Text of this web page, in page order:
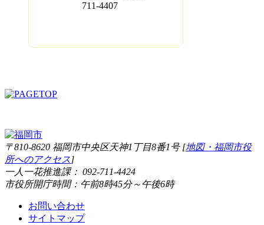
711-4407
〒810-8620 福岡市中央区天神1丁目8番1号 [地図・福岡市役
所へのアクセス]
一人一花推進課： 092-711-4424
市役所開庁時間：午前8時45分～午後6時
お問い合わせ
サイトマップ